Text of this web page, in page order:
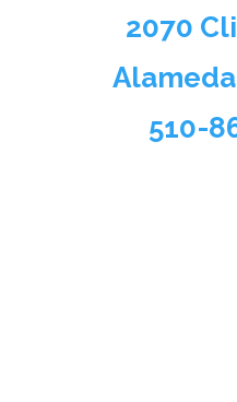
2070
510-